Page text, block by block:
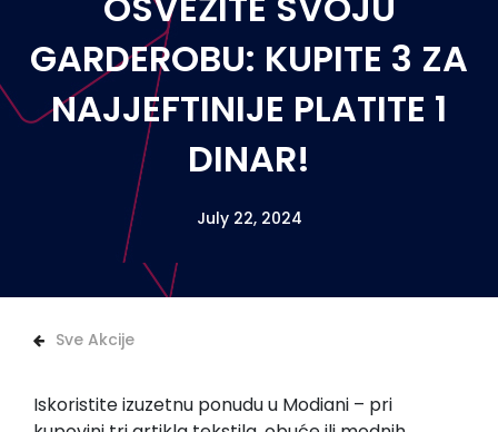
GARDEROBU: KUPITE 3 ZA
NAJJEFTINIJE PLATITE 1
DINAR!
July 22, 2024
Sve Akcije
Iskoristite izuzetnu ponudu u Modiani – pri